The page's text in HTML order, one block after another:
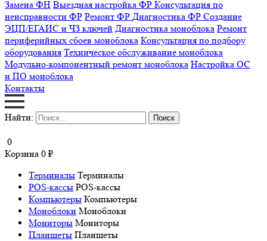
Замена ФН Выездная настройка ФР Консультация по
неисправности ФР Ремонт ФР Диагностика ФР Создание
ЭЦП/ЕГАИС и ЧЗ ключей Диагностика моноблока Ремонт
периферийных сбоев моноблока Консультация по подбору
оборудования Техническое обслуживание моноблока
Модульно-компонентный ремонт моноблока Настройка ОС
и ПО моноблока
Контакты
Найти:
0
Корзина 0 ₽
Терминалы Терминалы
POS-кассы POS-кассы
Компьютеры Компьютеры
Моноблоки Моноблоки
Мониторы Мониторы
Планшеты Планшеты